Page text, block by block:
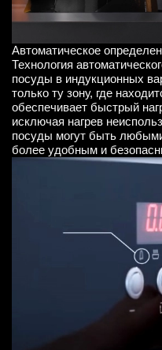
Автоматическое
Технология
посуды в индукционных
только ту зону, где
обеспечивает быстрый
исключая нагрев
посуды могут быть
более удобным и